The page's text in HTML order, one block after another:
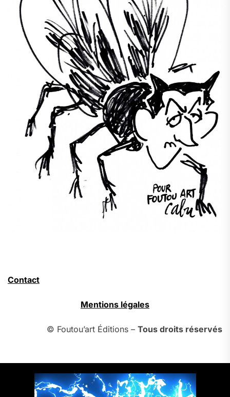
Contact
Mentions légales
© Foutou’art Éditions – Tous droits réservés